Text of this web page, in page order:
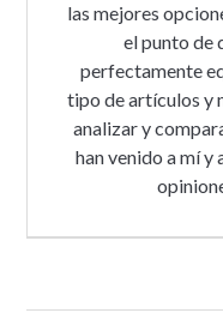
las mejores
el punto de
perfectamente
tipo de artículos y
analizar y
han venido a mí y